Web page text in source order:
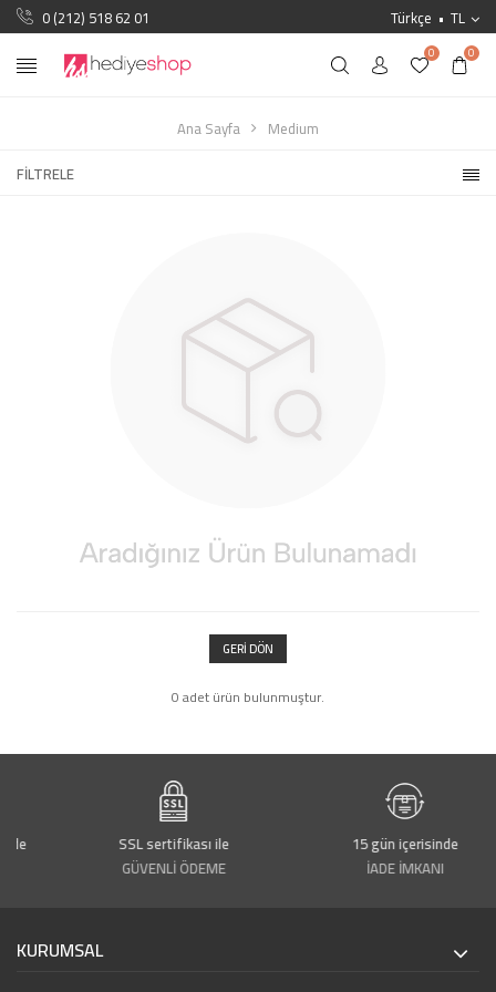
0 (212) 518 62 01 Türkçe TL
0 0
Ana Sayfa
Medium
FILTRELE
GERI DÖN
0 adet ürün bulunmuştur.
SSL sertifikası ile
GÜVENLİ ÖDEME
15 gün içerisinde
İADE İMKANI
KURUMSAL